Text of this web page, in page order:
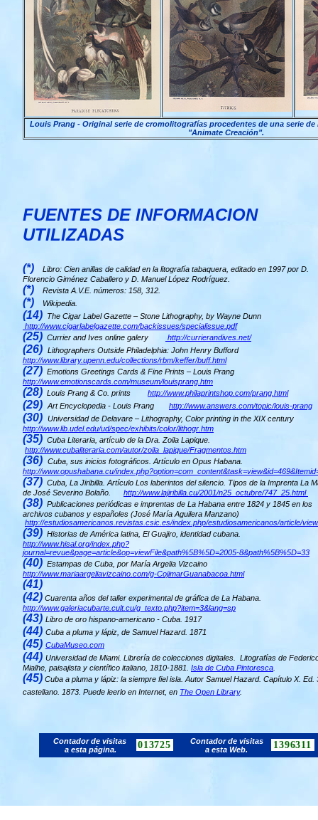
Louis Prang - Original serie de cromolitografías procedentes de una serie
"Animate Creación".
FUENTES DE INFORMACION
UTILIZADAS
(*) Libro: Cien anillas de calidad en la litografía tabaquera, editado en 1997 por D.
Florencio Giménez Caballero y D. Manuel López Rodríguez.
(*) Revista A.V.E. números: 158, 312.
(*) Wikipedia.
(14) The Cigar Label Gazette – Stone Lithography, by Wayne Dunn
http://www.cigarlabelgazette.com/backissues/specialissue.pdf
(25) Currier and Ives online galery http://currierandives.net/
(26) Lithographers Outside Philadelphia: John Henry Bufford
http://www.library.upenn.edu/collections/rbm/keffer/buff.html
(27) Emotions Greetings Cards & Fine Prints – Louis Prang
http://www.emotionscards.com/museum/louisprang.htm
(28) Louis Prang & Co. prints http://www.philaprintshop.com/prang.html
(29) Art Encyclopedia - Louis Prang http://www.answers.com/topic/louis-prang
(30) Universidad de Delavare – Lithography, Color printing in the XIX century
http://www.lib.udel.edu/ud/spec/exhibits/color/lithogr.htm
(35) Cuba Literaria, artículo de la Dra. Zoila Lapique.
http://www.cubaliteraria.com/autor/zoila_lapique/Fragmentos.htm
(36) Cuba, sus inicios fotográficos. Artículo en Opus Habana.
http://www.opushabana.cu/
(37) Cuba, La Jiribilla. Artículo Los laberintos del silencio. Tipos de la Imprenta La
de José Severino Bolaño. http://www.lajiribilla.cu/2001/n25_octubre/747_25.html
(38) Publicaciones periódicas e imprentas de La Habana entre 1824 y 1845 en los
archivos cubanos y españoles (José María Aguilera Manzano)
http://estudiosamericanos.revistas.csic.es/index.php/estudiosamericanos/article/
(39) Historias de América latina, El Guajiro, identidad cubana.
http://www.hisal.org/index.php?
journal=revue&page=article&op=viewFile&path%5B%5D=2005-8&path%5B%5D=33
(40) Estampas de Cuba, por María Argelia Vizcaino
http://www.mariaargeliavizcaino.com/g-CojimarGuanabacoa.html
(41)
(42) Cuarenta años del taller experimental de gráfica de La Habana.
http://www.galeriacubarte.cult.cu/g_texto.php?item=3&lang=sp
(43) Libro de oro hispano-americano - Cuba. 1917
(44) Cuba a pluma y lápiz, de Samuel Hazard. 1871
(45) CubaMuseo.com
(44) Universidad de Miami. Librería de colecciones digitales. Litografías de
Mialhe, paisajista y científico italiano, 1810-1881. Isla de Cuba Pintoresca
(45) Cuba a pluma y lápiz: la siempre fiel isla. Autor Samuel Hazard. Capítulo X. Ed.
castellano. 1873. Puede leerlo en Internet, en The Open Library.
Contador de visitas
a esta página.
013725
Contador de visitas
a esta Web.
1396311